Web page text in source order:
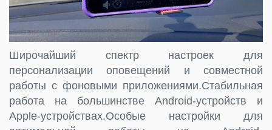
Широчайший спектр настроек для
персонализации оповещений и совместной
работы с фоновыми приложениями.Стабильная
работа на большинстве Android-устройств и
Apple-устройствах.Особые настройки для